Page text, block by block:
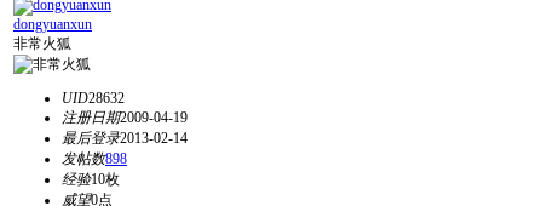
dongyuanxun
非常火狐
UID28632
注册日期2009-04-19
最后登录2013-02-14
发帖数898
经验10枚
威望0点